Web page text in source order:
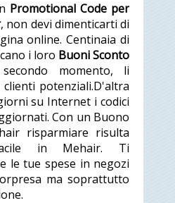
Promotional Code per
, non devi dimenticarti di
online. Centinaia di
i loro Buoni Sconto
momento, li
potenziali.D'altra
su Internet i codici
Con un Buono
risparmiare risulta
in Mehair. Ti
le tue spese in negozi
ma soprattutto